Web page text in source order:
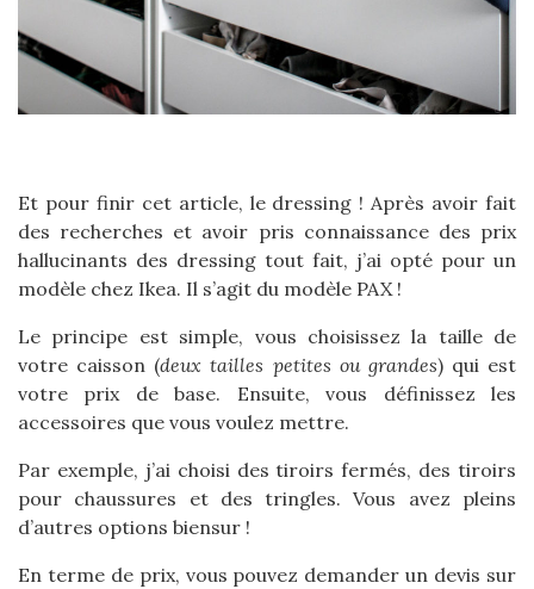
Et pour finir cet article, le dressing ! Après avoir fait
des recherches et avoir pris connaissance des prix
hallucinants des dressing tout fait, j’ai opté pour un
modèle chez Ikea. Il s’agit du modèle PAX !
Le principe est simple, vous choisissez la taille de
votre caisson (deux tailles petites ou grandes) qui est
votre prix de base. Ensuite, vous définissez les
accessoires que vous voulez mettre.
Par exemple, j’ai choisi des tiroirs fermés, des tiroirs
pour chaussures et des tringles. Vous avez pleins
d’autres options biensur !
En terme de prix, vous pouvez demander un devis sur